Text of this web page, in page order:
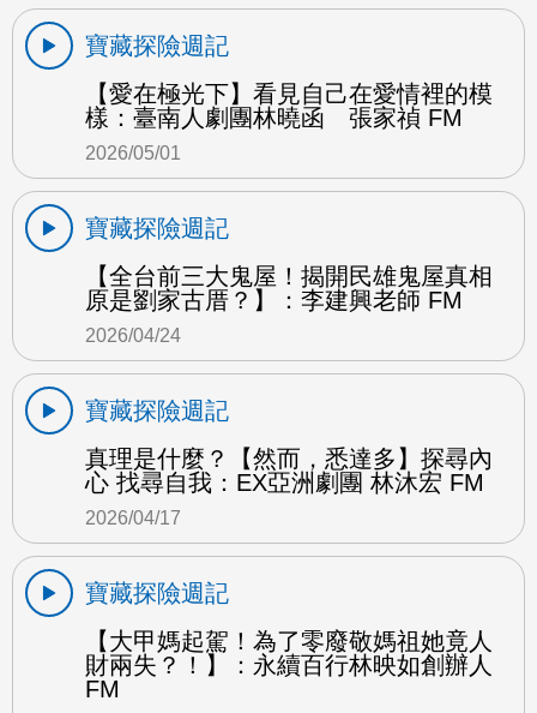
寶藏探險週記
【愛在極光下】看見自己在愛情裡的模
樣：臺南人劇團林曉函 張家禎 FM
2026/05/01
寶藏探險週記
【全台前三大鬼屋！揭開民雄鬼屋真相
原是劉家古厝？】：李建興老師 FM
2026/04/24
寶藏探險週記
真理是什麼？【然而，悉達多】探尋內
心 找尋自我：EX亞洲劇團 林沐宏 FM
2026/04/17
寶藏探險週記
【大甲媽起駕！為了零廢敬媽祖她竟人
財兩失？！】：永續百行林映如創辦人
FM